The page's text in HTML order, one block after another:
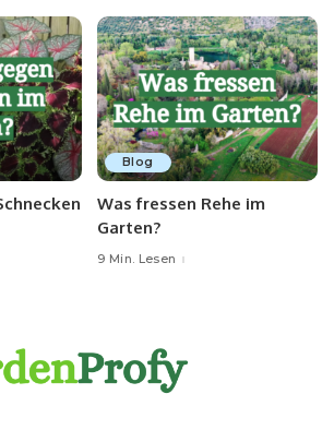
Blog
Was fressen Rehe im
Garten?
9 Min. Lesen